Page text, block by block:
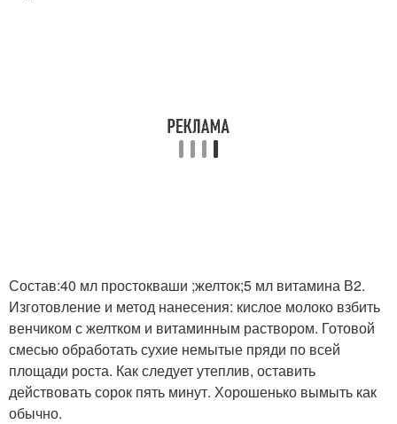
Состав:40 мл простокваши ;желток;5 мл витамина В2.
Изготовление и метод нанесения: кислое молоко взбить
венчиком с желтком и витаминным раствором. Готовой
смесью обработать сухие немытые пряди по всей
площади роста. Как следует утеплив, оставить
действовать сорок пять минут. Хорошенько вымыть как
обычно.